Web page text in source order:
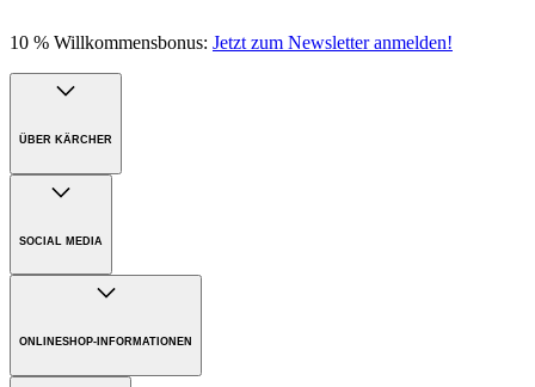
10 % Willkommensbonus: Jetzt zum Newsletter anmelden!
ÜBER KÄRCHER
Unternehmen
Nachhaltigkeit
SOCIAL MEDIA
ONLINESHOP-INFORMATIONEN